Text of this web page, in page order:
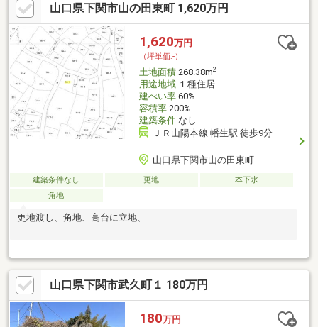
山口県下関市山の田東町 1,620万円
1,620万円
（坪単価:-）
土地面積268.38m2
用途地域１種住居
建ぺい率60%
容積率200%
建築条件なし
ＪＲ山陽本線 幡生駅 徒歩9分
山口県下関市山の田東町
建築条件なし 更地
本下水
角地
更地渡し、角地、高台に立地、
山口県下関市武久町１ 180万円
180万円